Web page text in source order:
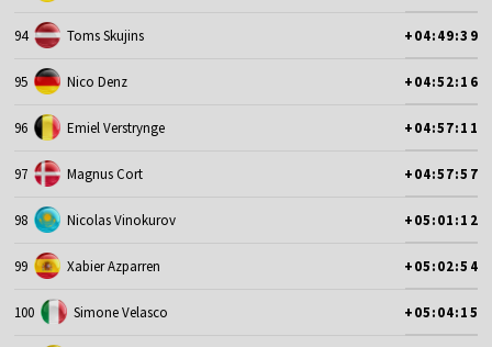
94 Toms Skujins +04:49:39
95 Nico Denz +04:52:16
96 Emiel Verstrynge +04:57:11
97 Magnus Cort +04:57:57
98 Nicolas Vinokurov +05:01:12
99 Xabier Azparren +05:02:54
100 Simone Velasco +05:04:15